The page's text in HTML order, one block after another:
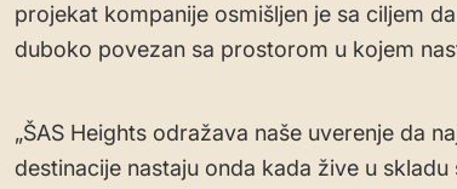
projekat kompanije osmišljen je sa ciljem
duboko povezan sa prostorom u kojem
„ŠAS Heights odražava naše uverenje da
destinacije nastaju onda kada žive u